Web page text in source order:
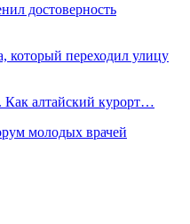
достоверность
который переходил улицу
Как алтайский курорт…
молодых врачей